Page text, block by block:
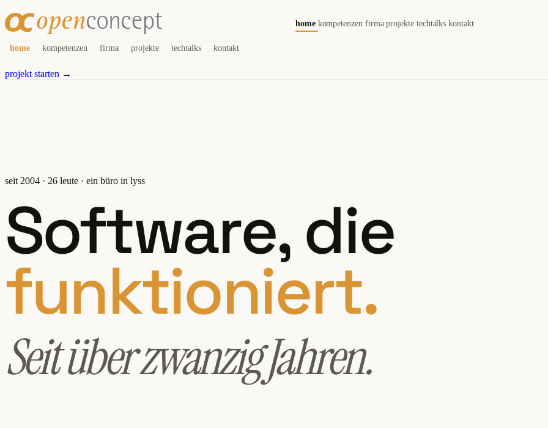
home kompetenzen firmaprojekte techtalkskontakt
home kompetenzen firma projekte techtalks kontakt
projekt starten →
seit 2004 · 26 leute · ein büro in lyss
Software, die
funktioniert.
Seit über zwanzig Jahren.